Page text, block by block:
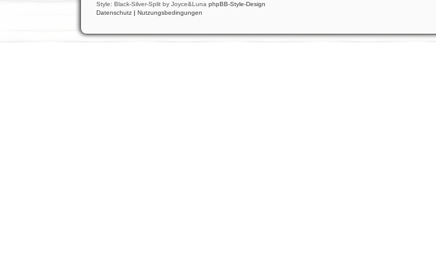
Style: Black-Silver-Split by Joyce&Luna phpBB-Style-Design
Datenschutz | Nutzungsbedingungen